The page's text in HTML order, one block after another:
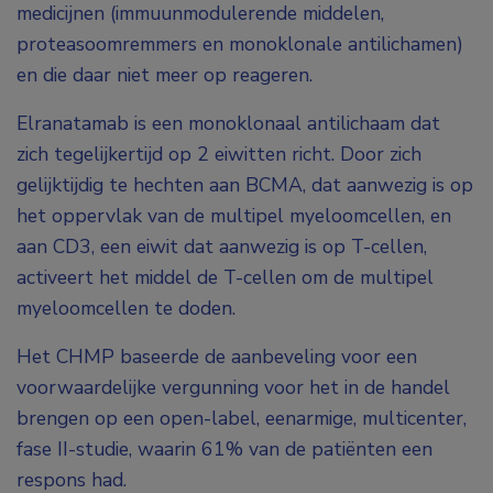
medicijnen (immuunmodulerende middelen,
proteasoomremmers en monoklonale antilichamen)
en die daar niet meer op reageren.
Elranatamab is een monoklonaal antilichaam dat
zich tegelijkertijd op 2 eiwitten richt. Door zich
gelijktijdig te hechten aan BCMA, dat aanwezig is op
het oppervlak van de multipel myeloomcellen, en
aan CD3, een eiwit dat aanwezig is op T-cellen,
activeert het middel de T-cellen om de multipel
myeloomcellen te doden.
Het CHMP baseerde de aanbeveling voor een
voorwaardelijke vergunning voor het in de handel
brengen op een open-label, eenarmige, multicenter,
fase II-studie, waarin 61% van de patiënten een
respons had.